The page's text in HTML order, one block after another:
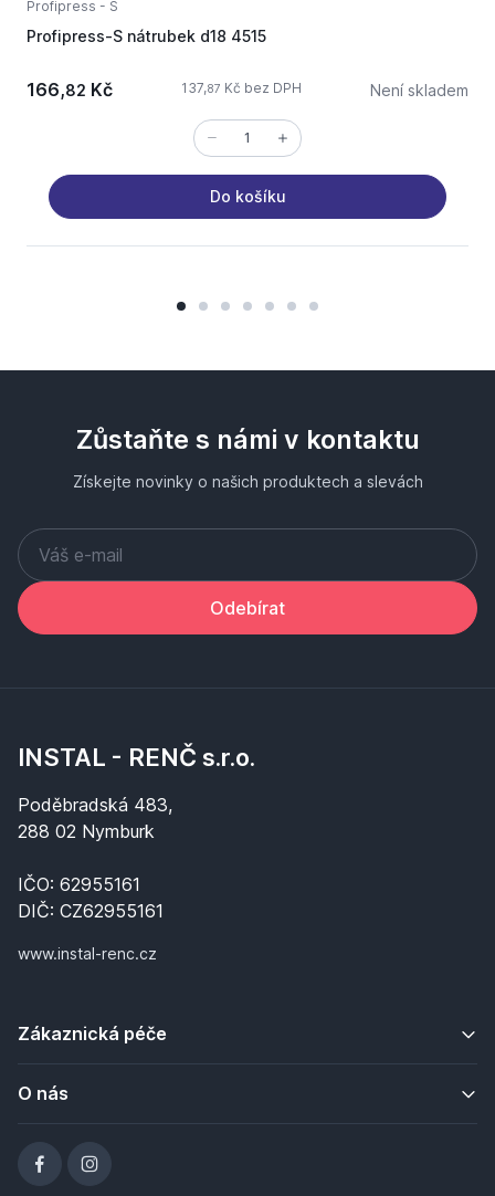
Profipress - S
Profipress-S nátrubek d18 4515
166,82 Kč 137,87 Kč bez DPH Není skladem
Do košíku
Zůstaňte s námi v kontaktu
Získejte novinky o našich produktech a slevách
Odebírat
INSTAL - RENČ s.r.o.
Poděbradská 483,
288 02 Nymburk
IČO: 62955161
DIČ: CZ62955161
www.instal-renc.cz
Zákaznická péče
O nás